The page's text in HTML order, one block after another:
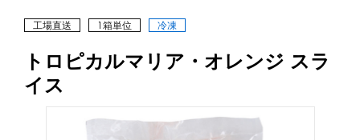
スタンダードシロップ
蜜・シロップ
和風甘味シロップ
いろいろ使える汎用シロップ
ハーブシロップ
用途で選ぶ
メーカー・ブランドで選ぶ
工場直送 1箱単位 冷凍
トロピカルマリア・オレンジ スラ
イス